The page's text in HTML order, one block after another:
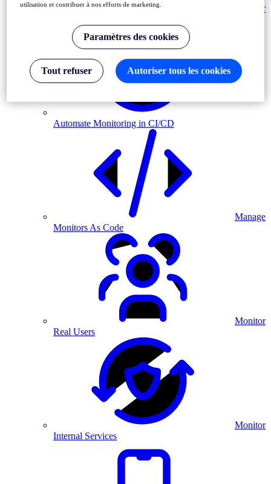
Monitor
Automate Monitoring in CI/CD
Manage
Monitors As Code
Monitor
Real Users
Monitor
Internal Services
utilisation et contribuer à nos efforts de marketing.
Paramètres des cookies
Tout refuser Autoriser tous les cookies